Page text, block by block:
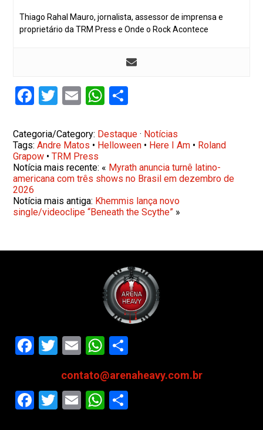
Thiago Rahal Mauro, jornalista, assessor de imprensa e
proprietário da TRM Press e Onde o Rock Acontece
Facebook
Twitter
EmailWhatsApp
Categoria/Category: Destaque · Notícias
Tags:Andre Matos • Helloween • Here I Am • Roland
Grapow •TRM Press
Notícia mais recente: « Myrath anuncia turnê latino-
americana com três shows no Brasil em dezembro de
2026
Notícia mais antiga: Khemmis lança novo
single/videoclipe “Beneath the Scythe” »
Facebook
Twitter
EmailWhatsApp
contato@arenaheavy.com.br
Facebook
Twitter
EmailWhatsApp